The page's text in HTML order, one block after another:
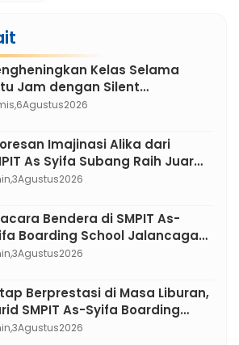
Kelas Selama
Jam dengan Silent
Inovasi Pembelajaran
Boarding School
6Agustus2026
Imajinasi Alika dari
As Syifa Subang Raih Juara
Ilustrasi lomba FLS3N
3Agustus2026
Bendera di SMPIT As-
Boarding School Jalancagak:
Karakter Pemimpin
3Agustus2026
Berprestasi di Masa Liburan,
SMPIT As-Syifa Boarding
Jalancagak Raih Medali di
3Agustus2026